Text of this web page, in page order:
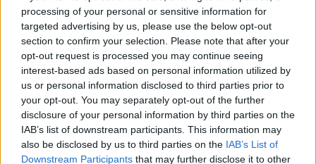
processing of your personal or sensitive information for
targeted advertising by us, please use the below opt-out
section to confirm your selection. Please note that after your
opt-out request is processed you may continue seeing
interest-based ads based on personal information utilized by
us or personal information disclosed to third parties prior to
your opt-out. You may separately opt-out of the further
disclosure of your personal information by third parties on the
IAB’s list of downstream participants. This information may
also be disclosed by us to third parties on the IAB’s List of
Downstream Participants that may further disclose it to other
Aire Camping-Car Park
6 7
Servizi / Posizione
A 500 m dal paese area camper del circuito Camping-
Car Pa...
Fontaine-de-Vaucluse - 25.8km
Route de Cavaillon